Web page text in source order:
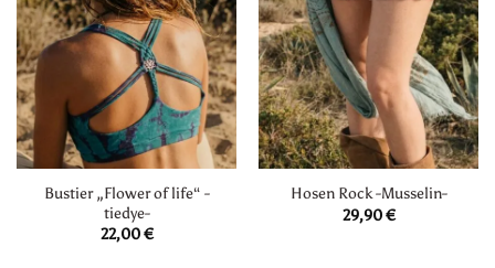
Bustier „Flower of life“ -
tiedye-
22,00€
Hosen Rock -Musselin-
29,90€